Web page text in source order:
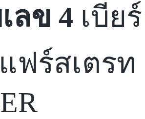
ลข 4 เบียร์
ฟร์สเตรท